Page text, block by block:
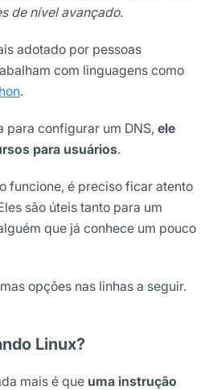
de nível avançado.
adotado por pessoas
com linguagens como
.
para configurar um DNS, ele
para usuários.
funcione, é preciso ficar atento
são úteis tanto para um
que já conhece um pouco
opções nas linhas a seguir.
Linux?
mais é que uma instrução